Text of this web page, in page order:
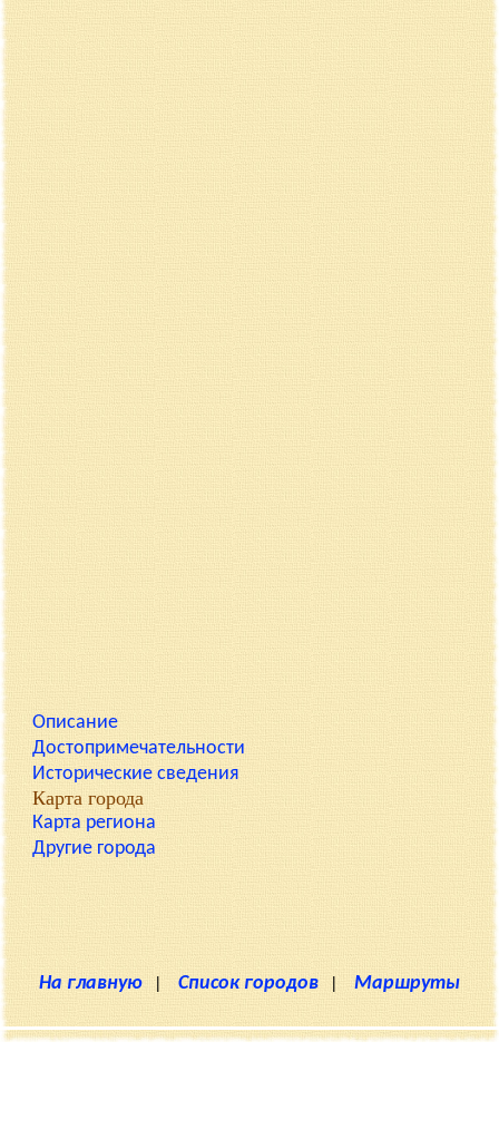
Описание
Достопримечательности
Исторические сведения
Карта города
Карта региона
Другие города
На главную | Список городов | Маршруты